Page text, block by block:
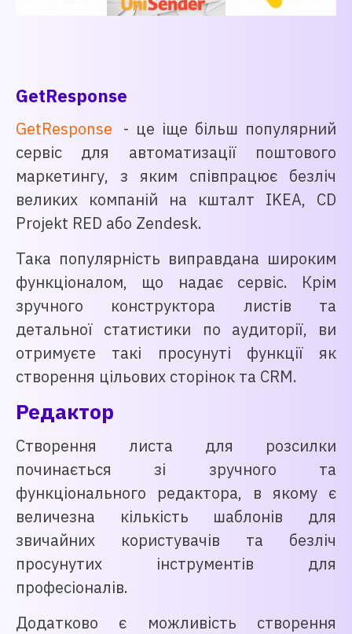
GetResponse
GetResponse - це іще більш популярний
сервіс для автоматизації поштового
маркетингу, з яким співпрацює безліч
великих компаній на кшталт IKEA, CD
Projekt RED або Zendesk.
Така популярність виправдана широким
функціоналом, що надає сервіс. Крім
зручного конструктора листів та
детальної статистики по аудиторії, ви
отримуєте такі просунуті функції як
створення цільових сторінок та CRM.
Редактор
Створення листа для розсилки
починається зі зручного та
функціонального редактора, в якому є
величезна кількість шаблонів для
звичайних користувачів та безліч
просунутих інструментів для
професіоналів.
Додатково є можливість створення